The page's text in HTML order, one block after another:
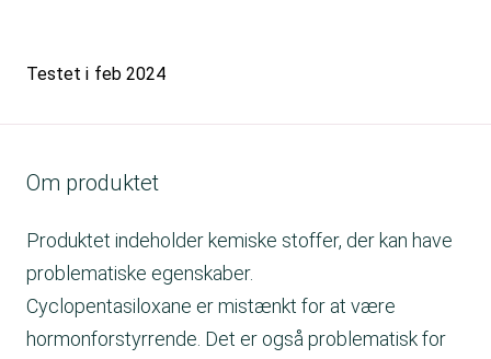
Testet i feb 2024
Om produktet
Produktet indeholder kemiske stoffer, der kan have
problematiske egenskaber.
Cyclopentasiloxane er mistænkt for at være
hormonforstyrrende. Det er også problematisk for